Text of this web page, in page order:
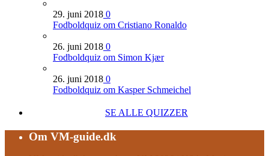
29. juni 2018 0
Fodboldquiz om Cristiano Ronaldo
26. juni 2018 0
Fodboldquiz om Simon Kjær
26. juni 2018 0
Fodboldquiz om Kasper Schmeichel
SE ALLE QUIZZER
Om VM-guide.dk